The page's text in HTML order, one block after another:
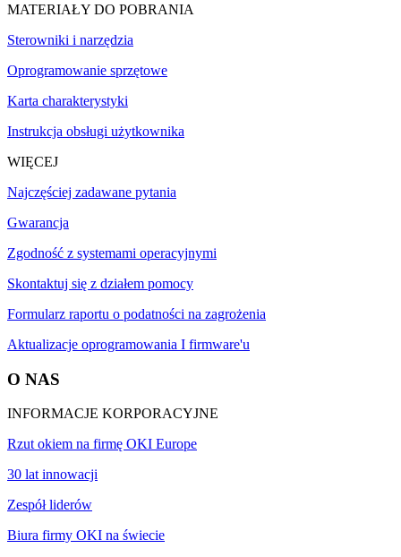
MATERIAŁY DO POBRANIA
Sterowniki i narzędzia
Oprogramowanie sprzętowe
Karta charakterystyki
Instrukcja obsługi użytkownika
WIĘCEJ
Najczęściej zadawane pytania
Gwarancja
Zgodność z systemami operacyjnymi
Skontaktuj się z działem pomocy
Formularz raportu o podatności na zagrożenia
Aktualizacje oprogramowania I firmware'u
O NAS
INFORMACJE KORPORACYJNE
Rzut okiem na firmę OKI Europe
30 lat innowacji
Zespół liderów
Biura firmy OKI na świecie